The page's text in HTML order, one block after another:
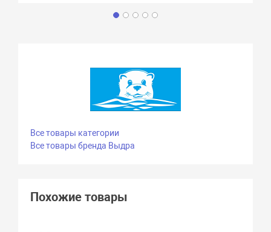
Все товары категории
Все товары бренда Выдра
Похожие товары